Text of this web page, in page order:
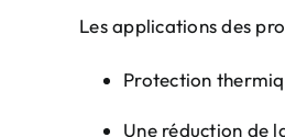
Les applications des
Protection
Une réduction de